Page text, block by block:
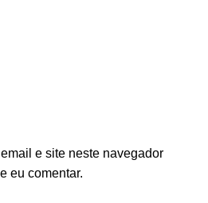
e site neste navegador
eu comentar.